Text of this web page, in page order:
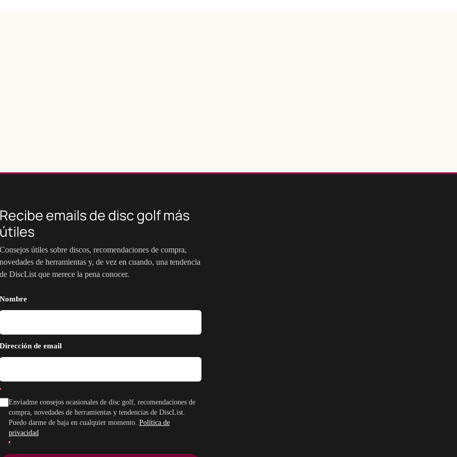
Recibe emails de disc golf más
útiles
Consejos útiles sobre discos, recomendaciones de compra,
novedades de herramientas y, de vez en cuando, una tendencia
de DiscList que merece la pena conocer.
Nombre
Dirección de email
Enviadme consejos ocasionales de disc golf, recomendaciones de
compra, novedades de herramientas y tendencias de DiscList.
Puedo darme de baja en cualquier momento. Política de
privacidad